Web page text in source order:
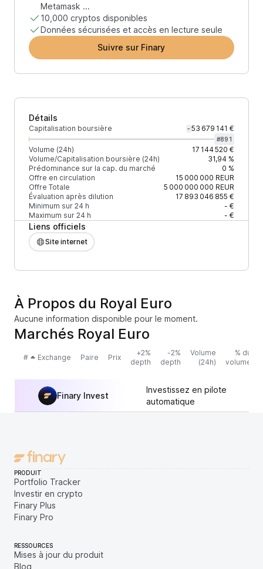
Metamask ...
10,000 cryptos disponibles
Données sécurisées et accès en lecture seule
Suivre sur Finary
Détails
Capitalisation boursière - 53 679 141 €
#891
Volume (24h)
17 144 520 €
Volume/Capitalisation boursière (24h)
31,94 %
Prédominance sur la cap. du marché
0 %
Offre en circulation
15 000 000 REUR
Offre Totale
5 000 000 000 REUR
Évaluation après dilution
17 893 046 855 €
Minimum sur 24 h
- €
Maximum sur 24 h
- €
Liens officiels
Site internet
À Propos du Royal Euro
Aucune information disponible pour le moment.
Marchés Royal Euro
# Exchange Paire Prix
+2%
depth
-2%
depth
Volume
(24h)
% du
volume
Finary Invest
Investissez en pilote
automatique
PRODUIT
Portfolio Tracker
Investir en crypto
Finary Plus
Finary Pro
RESSOURCES
Mises à jour du produit
Blog